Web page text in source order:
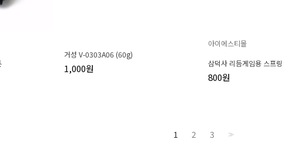
거성 V-0303A06 (60g)
1,000원
아이에스티몰
삼덕사 리듬게임용 스프링
800원
1 2 3 >>